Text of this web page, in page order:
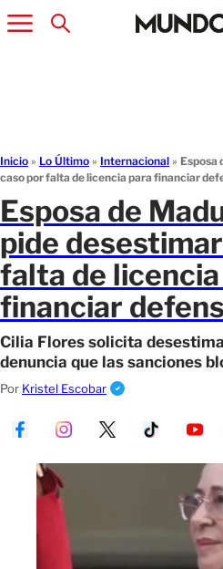
Inicio » Lo Último » Internacional » Esposa
caso por falta de licencia para financiar
Esposa de
pide
falta de
financiar
Cilia Flores solicita
denuncia que las sanciones
de su defensa.
Por Kristel Escobar